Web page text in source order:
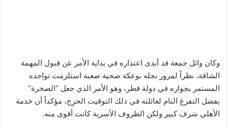
وكان وائل جمعة قد أبدى اعتذاره في بداية الأمر عن قبول المهمة
الشاقة، نظراً لمرور نجله بوعكة صحية صعبة استلزمت تواجده
المستمر بجواره في دولة قطر، وهو الأمر الذي جعل “الصخرة”
يفضل التفرغ التام لعائلته في ذلك التوقيت الحرِج، مؤكداً أن خدمة
الأهلي شرف كبير ولكن الظروف الأسرية كانت أقوى منه.